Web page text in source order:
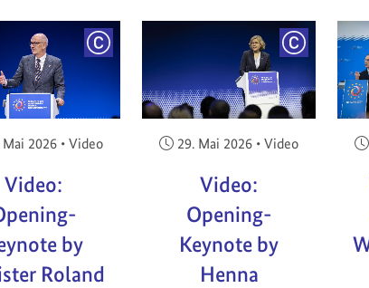
COPYRIGHT
am:
Mai 2026 • Video
Video:
by
Roland
COPYRIGHT
Veröffentlicht am:
29. Mai 2026 • Video
Video:
Opening-
Keynote by
Henna